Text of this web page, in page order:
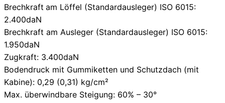
Brechkraft am Löffel (Standardausleger) ISO 6015:
2.400daN
Brechkraft am Ausleger (Standardausleger) ISO 6015:
1.950daN
Zugkraft: 3.400daN
Bodendruck mit Gummiketten und Schutzdach (mit
Kabine): 0,29 (0,31) kg/cm²
Max. überwindbare Steigung: 60% – 30°